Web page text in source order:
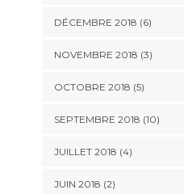
DÉCEMBRE 2018 (6)
NOVEMBRE 2018 (3)
OCTOBRE 2018 (5)
SEPTEMBRE 2018 (10)
JUILLET 2018 (4)
JUIN 2018 (2)